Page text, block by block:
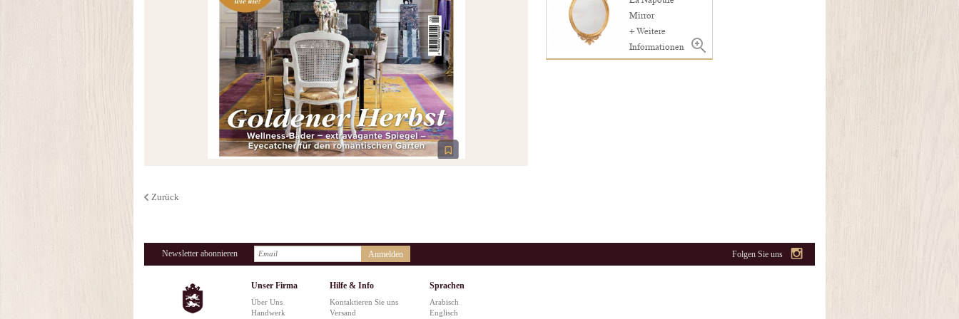
Zurück
Mirror
+ Weitere
Informationen
Newsletter abonnieren Anmelden Folgen Sie uns
Unser Firma
Über Uns
Handwerk
Hilfe & Info
Kontaktieren Sie uns
Versand
Sprachen
Arabisch
Englisch